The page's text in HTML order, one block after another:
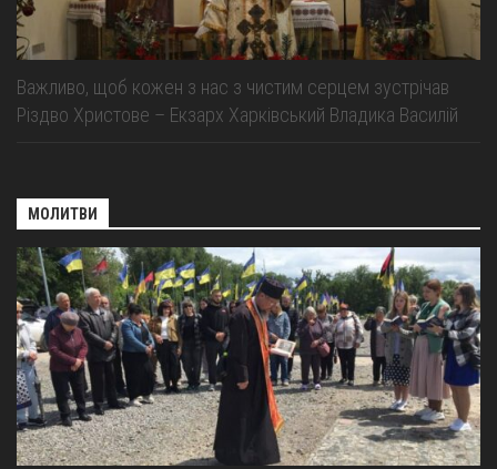
Важливо, щоб кожен з нас з чистим серцем зустрічав
Різдво Христове – Екзарх Харківський Владика Василій
МОЛИТВИ